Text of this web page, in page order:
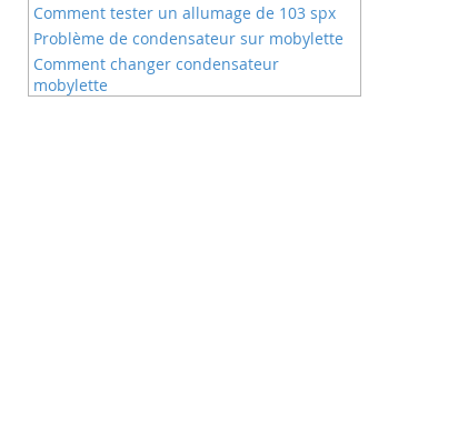
Comment tester un allumage de 103 spx
Problème de condensateur sur mobylette
Comment changer condensateur
mobylette